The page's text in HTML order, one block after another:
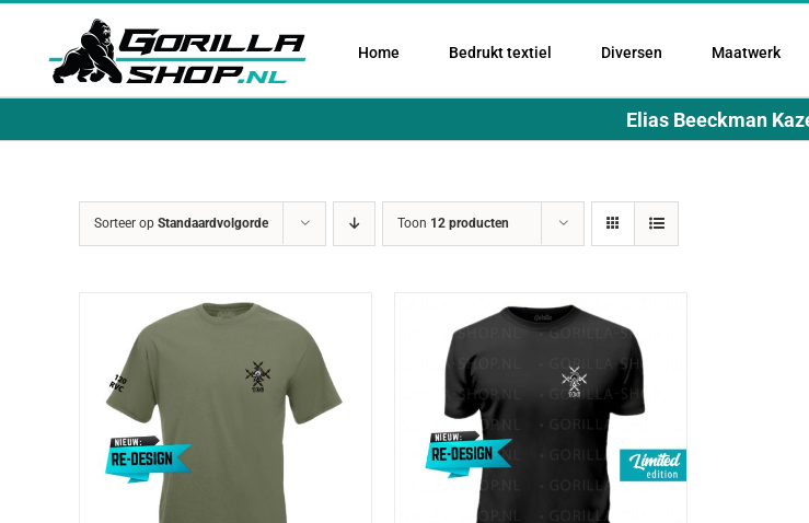
Ga
Home Bedrukt textiel Diversen Maatwerk
Elias Beeckman
Sorteer op Standaardvolgorde Toon 12 producten